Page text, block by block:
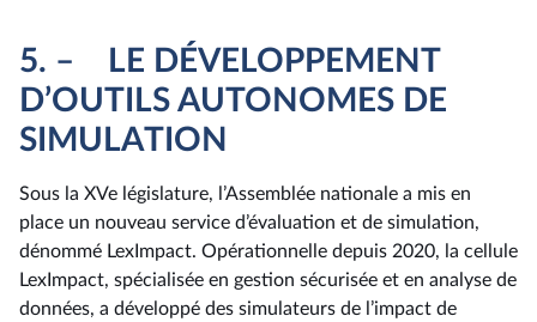
5. – LE DÉVELOPPEMENT
D’OUTILS AUTONOMES DE
SIMULATION
Sous la XVe législature, l’Assemblée nationale a mis en
place un nouveau service d’évaluation et de simulation,
dénommé LexImpact. Opérationnelle depuis 2020, la cellule
LexImpact, spécialisée en gestion sécurisée et en analyse de
données, a développé des simulateurs de l’impact de